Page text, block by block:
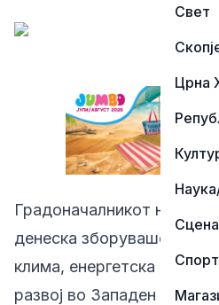
Свет
Црна
Сцена
Спорт
Градоначалникот на
денеска зборуваше на
клима, енергетска
развој во Западен